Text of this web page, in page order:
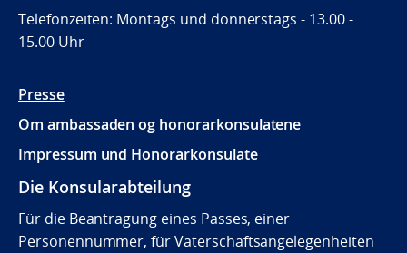
Telefonzeiten: Montags und donnerstags - 13.00 -
15.00 Uhr
Presse
Om ambassaden og honorarkonsulatene
Impressum und Honorarkonsulate
Die Konsularabteilung
Für die Beantragung eines Passes, einer
Personennummer, für Vaterschaftsangelegenheiten